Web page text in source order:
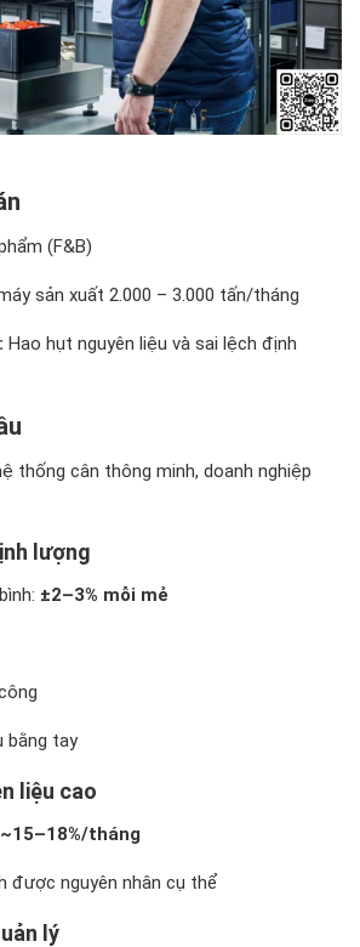
(F&B)
sản xuất 2.000 – 3.000 tấn/tháng
Hao hụt nguyên liệu và sai lệch định
thống cân thông minh, doanh nghiệp
lượng
±2–3% mỗi mẻ
bằng tay
liệu cao
~15–18%/tháng
được nguyên nhân cụ thể
lý